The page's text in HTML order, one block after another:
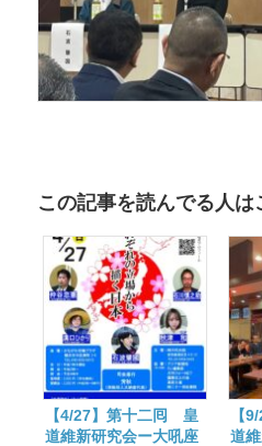
この記事を読んでる人
【4/27】第十二囘 皇
道維新研究会ー大吼座
【
道